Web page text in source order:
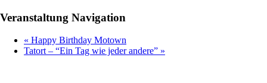
Veranstaltung Navigation
« Happy Birthday Motown
Tatort – “Ein Tag wie jeder andere” »